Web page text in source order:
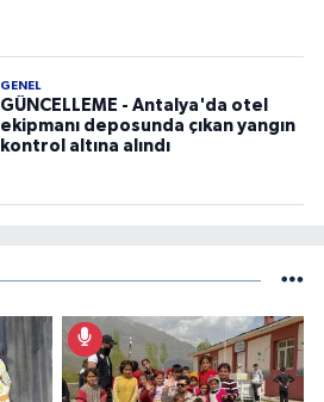
GENEL
GÜNCELLEME - Antalya'da otel
ekipmanı deposunda çıkan yangın
kontrol altına alındı